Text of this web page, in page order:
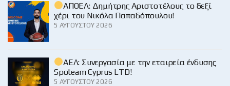
ΑΠΟΕΛ: Δημήτρης Αριστοτέλους το δεξί
χέρι του Νικόλα Παπαδόπουλου!
5 ΑΥΓΟΎΣΤΟΥ 2026
ΑΕΛ: Συνεργασία με την εταιρεία ένδυσης
Spoteam Cyprus LTD!
5 ΑΥΓΟΎΣΤΟΥ 2026